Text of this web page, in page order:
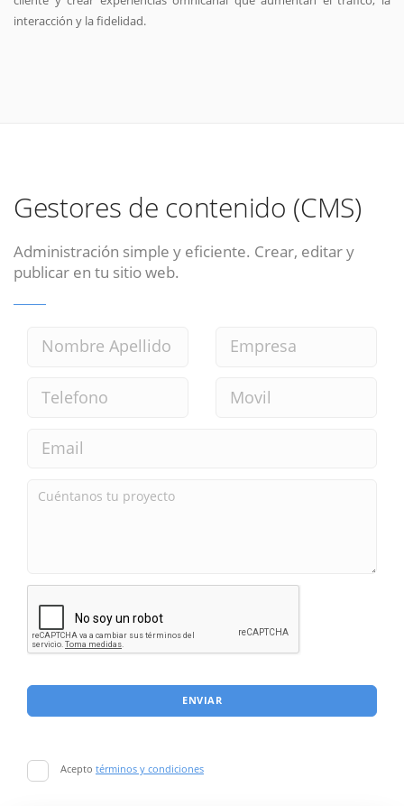
interacción y la fidelidad.
Gestores de contenido (CMS)
Administración simple y eficiente. Crear, editar y
publicar en tu sitio web.
ENVIAR
Acepto términos y condiciones